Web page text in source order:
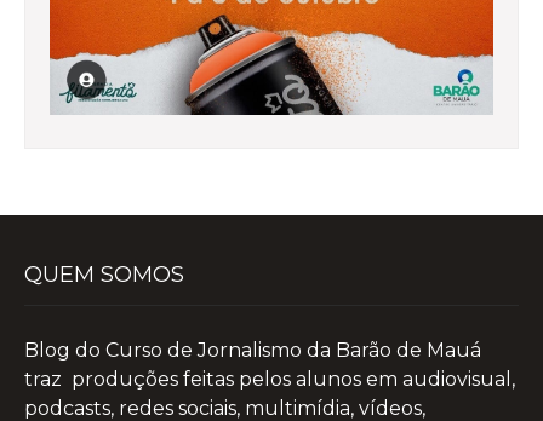
QUEM SOMOS
Blog do Curso de Jornalismo da Barão de Mauá
traz produções feitas pelos alunos em audiovisual,
podcasts, redes sociais, multimídia, vídeos,